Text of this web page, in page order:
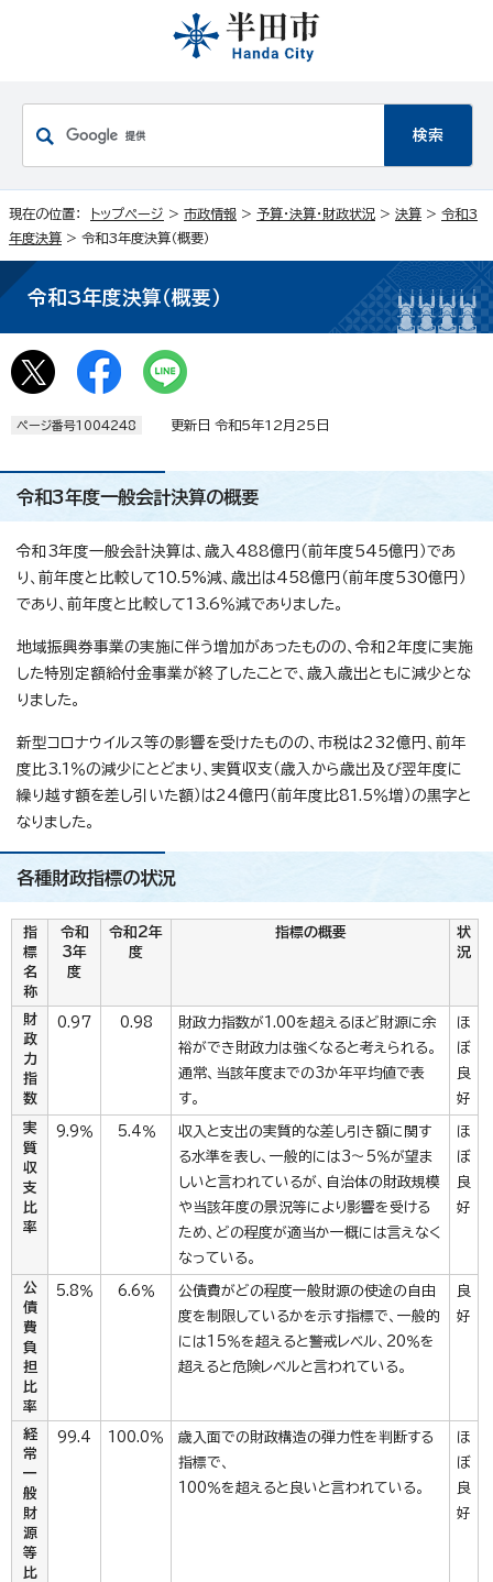
現在の位置： トップページ > 市政情報 > 予算・決算・財政状況 > 決算 > 令和3
年度決算 > 令和3年度決算（概要）
令和3年度決算（概要）
ページ番号1004248 更新日 令和5年12月25日
令和3年度一般会計決算の概要
令和3年度一般会計決算は、歳入488億円（前年度545億円）であ
り、前年度と比較して10.5%減、歳出は458億円（前年度530億円）
であり、前年度と比較して13.6％減でありました。
地域振興券事業の実施に伴う増加があったものの、令和2年度に実施
した特別定額給付金事業が終了したことで、歳入歳出ともに減少とな
りました。
新型コロナウイルス等の影響を受けたものの、市税は232億円、前年
度比3.1％の減少にとどまり、実質収支（歳入から歳出及び翌年度に
繰り越す額を差し引いた額）は24億円（前年度比81.5％増）の黒字と
なりました。
各種財政指標の状況
指
標
名
称
令和
3年
度
令和2年
度
指標の概要
状
況
財
政
力
指
数
0.97 0.98
財政力指数が1.00を超えるほど財源に余
裕ができ財政力は強くなると考えられる。
通常、当該年度までの3か年平均値で表
す。
ほ
ぼ
良
好
実
質
収
支
比
率
9.9％ 5.4％
収入と支出の実質的な差し引き額に関す
る水準を表し、一般的には3～5％が望ま
しいと言われているが、自治体の財政規模
や当該年度の景況等により影響を受ける
ため、どの程度が適当か一概には言えなく
なっている。
ほ
ぼ
良
好
公
債
費
負
担
比
率
5.8％ 6.6％
公債費がどの程度一般財源の使途の自由
度を制限しているかを示す指標で、一般的
には15％を超えると警戒レベル、20％を
超えると危険レベルと言われている。
良
好
経
常
一
般
財
源
等
比
99.4 100.0％
歳入面での財政構造の弾力性を判断する
指標で、
100％を超えると良いと言われている。
ほ
ぼ
良
好